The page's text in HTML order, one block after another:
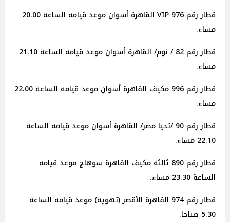
قطار رقم 976 VIP القاهرة أسوان موعد قيامه الساعة 20.00
مساء.
قطار رقم 82 / نوم/ القاهرة أسوان موعد قيامه الساعة 21.10
مساء.
قطار رقم 996 مكيف القاهرة أسوان موعد قيامه الساعة 22.00
مساء.
قطار رقم 90 /تحيا مصر/ القاهرة أسوان موعد قيامه الساعة
22.10 مساء.
قطار رقم 890 ثالثة مكيف القاهرة سوهاج موعد قيامه
الساعة 23.30 مساء.
قطار رقم 974 القاهرة الأقصر (تهوية) موعد قيامه الساعة
5.30 صباحا.